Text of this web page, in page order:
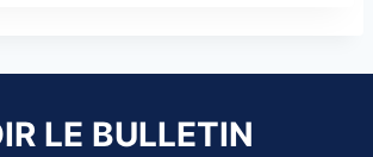
LE BULLETIN